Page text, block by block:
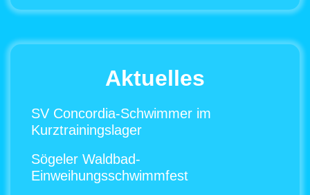
Aktuelles
SV Concordia-Schwimmer im
Kurztrainingslager
Sögeler Waldbad-
Einweihungsschwimmfest